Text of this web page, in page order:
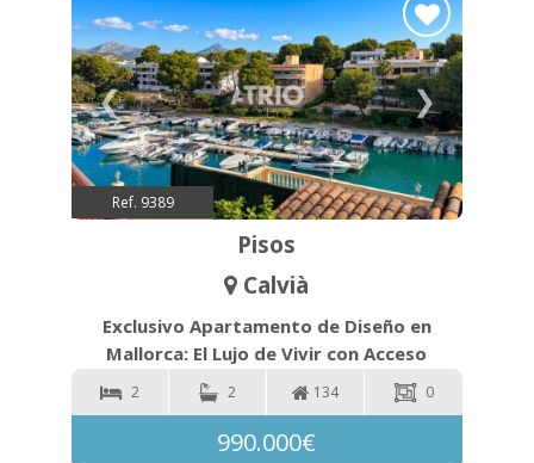
❮ ❯
Ref. 9389
Pisos
Calvià
Exclusivo Apartamento de Diseño en
Mallorca: El Lujo de Vivir con Acceso
Directo al Puerto Deportivo.
2 2 134 0
990.000€